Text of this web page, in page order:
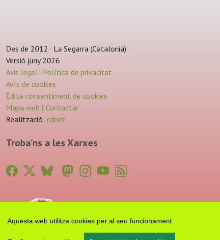
Aquesta web utilitza cookies per al seu funcionament.
Des de 2012 · La Segarra (Catalonia)
Versió juny 2026
Avis legal i Política de privacitat
Avís de cookies
Edita consentiment de cookies
Mapa web | Contactar
Realització: cdnet
Troba'ns a les Xarxes